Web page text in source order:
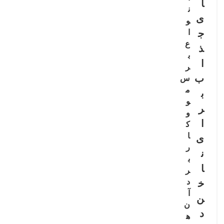
مژه
ا
ی
ج
ذ
ب
ب
ر
ی
ن
ا
خ
ن
د
ن
و
ع
ب
ر
س
م
و
و
ک
ا
ر
ب
ر
د
ن
ه